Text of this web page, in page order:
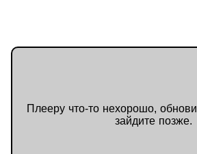
Плееру что-то нехорошо,
зайдите позже.